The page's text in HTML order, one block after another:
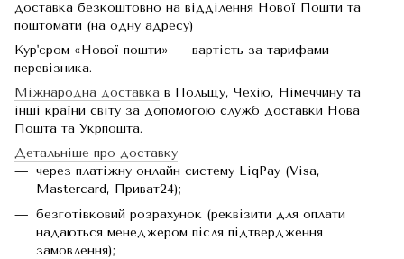
доставка безкоштовно на відділення Нової Пошти та
поштомати (на одну адресу)
Кур'єром «Нової пошти» — вартість за тарифами
перевізника.
Міжнародна доставка в Польщу, Чехію, Німеччину та
інші країни світу за допомогою служб доставки Нова
Пошта та Укрпошта.
Детальніше про доставку
через платіжну онлайн систему LiqPay (Visa,
Mastercard, Приват24);
безготівковий розрахунок (реквізити для оплати
надаються менеджером після підтвердження
замовлення);